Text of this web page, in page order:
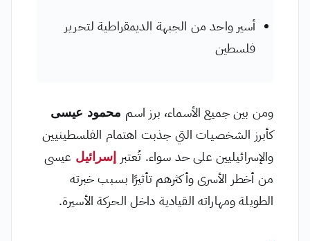
أسير واحد من الجبهة الديمقراطية لتحرير
فلسطين
ومن بين جميع الأسماء، برز اسم محمود عيسى
كأبرز الشخصيات التي جذبت اهتمام الفلسطينيين
والإسرائيليين على حد سواء. تُعتبر إسرائيل عيسى
من أخطر الأسرى وأكثرهم تأثيرًا بسبب خبرته
الطويلة ومهاراته القيادية داخل الحركة الأسيرة.